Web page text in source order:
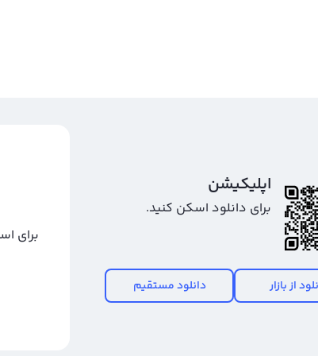
بازار ارز دیجیتال است که آلت‌کوین‌ها عملکرد بهتری از
ارز آرنا زد کمک می‌کنند:
ارز آرنا زد
اپلیکیشن
برای دانلود اسکن کنید.
از بازار دانلود مستقیم
برای